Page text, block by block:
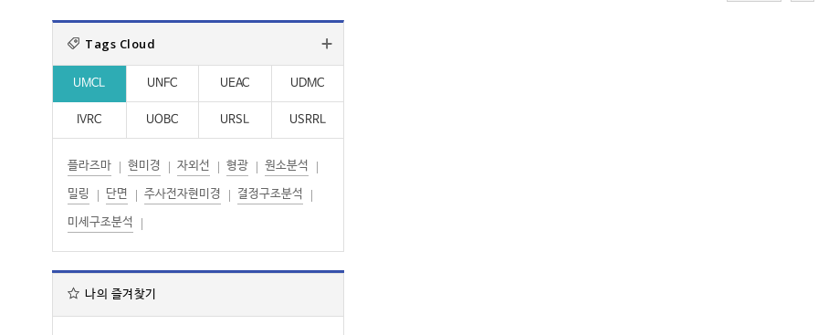
색
:
Tags Cloud
UMCL UNFC UEAC UDMC
IVRC UOBC URSL USRRL
플라즈마 현미경 자외선 형광 원소분석
밀링 단면 주사전자현미경 결정구조분석
미세구조분석
나의 즐겨찾기